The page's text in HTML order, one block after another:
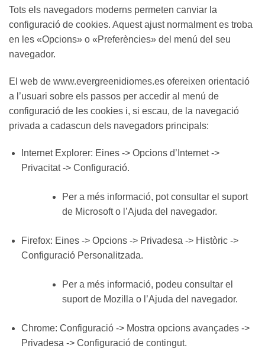
Tots els navegadors moderns permeten canviar la
configuració de cookies. Aquest ajust normalment es troba
en les «Opcions» o «Preferències» del menú del seu
navegador.
El web de www.evergreenidiomes.es ofereixen orientació
a l’usuari sobre els passos per accedir al menú de
configuració de les cookies i, si escau, de la navegació
privada a cadascun dels navegadors principals:
Internet Explorer: Eines -> Opcions d’Internet ->
Privacitat -> Configuració.
Per a més informació, pot consultar el suport
de Microsoft o l’Ajuda del navegador.
Firefox: Eines -> Opcions -> Privadesa -> Històric ->
Configuració Personalitzada.
Per a més informació, podeu consultar el
suport de Mozilla o l’Ajuda del navegador.
Chrome: Configuració -> Mostra opcions avançades ->
Privadesa -> Configuració de contingut.